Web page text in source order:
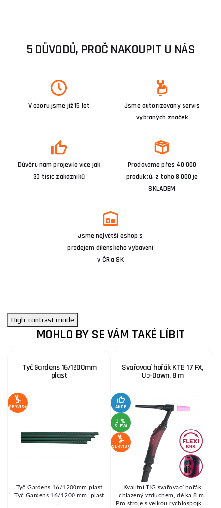
5 DŮVODŮ, PROČ NAKOUPIT U NÁS
V oboru jsme již 15 let
Jsme autorizovaný servis
vybraných značek
Důvěru nám projevilo více jak
30 tisíc zákazníků
Prodáváme přes 40 000
produktů, z toho 8 000 je
SKLADEM
Jsme největší eshop s
prodejem dílenského vybavení
v ČR a SK
High-contrast mode
MOHLO BY SE VÁM TAKÉ LÍBIT
Tyč Gardens 16/1200mm
plast
SERVIS+
Tyč Gardens 16/1200mm plast
Tyč Gardens 16/1200 mm, plast
Svařovací hořák KTB 17 FX,
Up-Down, 8 m
AKCE
3 %
SLEVA
SERVIS+
Kvalitní TIG svařovací hořák
chlazený vzduchem, délka 8 m.
Pro stroje s velkou rychlospojk ...